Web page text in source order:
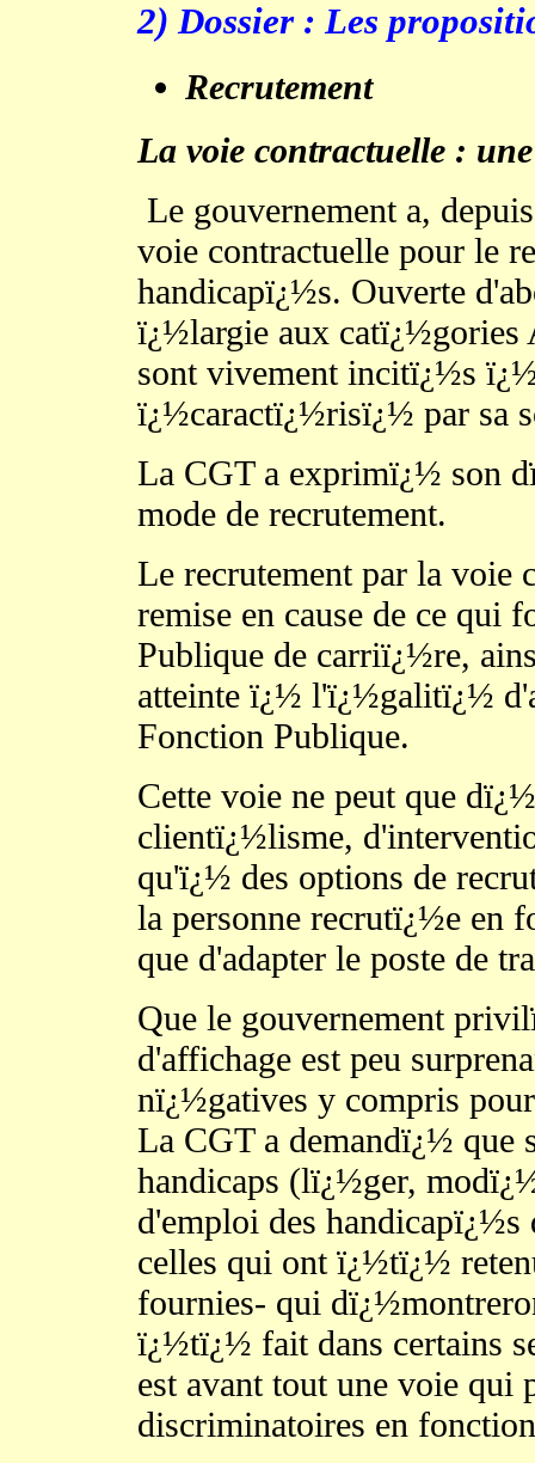
2) Dossier : Les
Recrutement
La voie contractuelle :
Le gouvernement a,
voie contractuelle pour le
handicapï¿½s. Ouverte
ï¿½largie aux catï¿½gories
sont vivement incitï¿½s
ï¿½caractï¿½risï¿½ par sa
La CGT a exprimï¿½ son
mode de recrutement.
Le recrutement par la voie
remise en cause de ce qui
Publique de carriï¿½re,
atteinte ï¿½ l'ï¿½galitï¿½
Fonction Publique.
Cette voie ne peut que
clientï¿½lisme,
qu'ï¿½ des options de
la personne recrutï¿½e en
que d'adapter le poste de
Que le gouvernement
d'affichage est peu
nï¿½gatives y compris
La CGT a demandï¿½ que
handicaps (lï¿½ger,
d'emploi des
celles qui ont ï¿½tï¿½
fournies- qui
ï¿½tï¿½ fait dans certains
est avant tout une voie
discriminatoires en